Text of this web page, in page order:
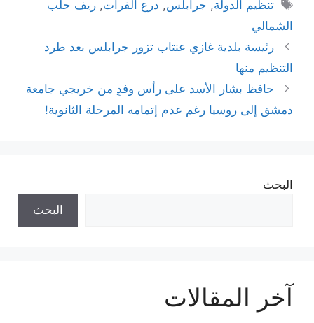
تنظيم الدولة, جرابلس, درع الفرات,ريف حلب
الشمالي
رئيسة بلدية غازي عنتاب تزور جرابلس بعد طرد
التنظيم منها
حافظ بشار الأسد على رأس وفدٍ من خريجي جامعة
دمشق إلى روسيا رغم عدم إتمامه المرحلة الثانوية!
البحث
البحث
آخر المقالات